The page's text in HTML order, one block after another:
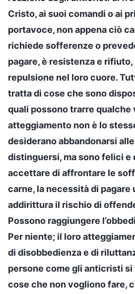
Cristo, ai suoi comandi o ai
portavoce, non appena ciò
richiede sofferenze o
pagare, è resistenza e
repulsione nel loro cuore.
tratta di cose che sono
quali possono trarre qualche
atteggiamento non è lo
desiderano abbandonarsi
distinguersi, ma sono felici e
accettare di affrontare le
carne, la necessità di pagare
addirittura il rischio di
Possono raggiungere
Per niente; il loro
di disobbedienza e di
persone come gli anticristi
cose che non vogliono fare,